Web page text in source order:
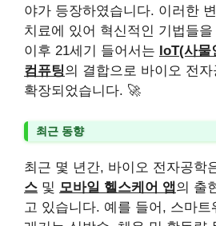
야가 등장하였습니다. 이러한
치료에 있어 혁신적인 기법들
이후 21세기 들어서는 IoT(사물
컴퓨팅의 결합으로 바이오 전
확장되었습니다. 🚀
최근 동향
최근 몇 년간, 바이오 전자공학
스 및 모바일 헬스케어 앱 의 출
고 있습니다. 예를 들어, 스마트